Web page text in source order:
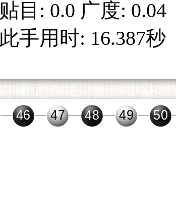
贴目: 0.0 广度: 0.04
此手用时: 16.387秒